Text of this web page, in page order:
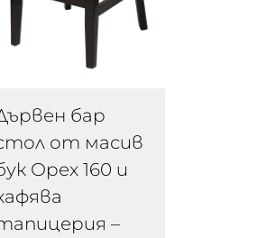
бар
от масив
Орех 160 и
–